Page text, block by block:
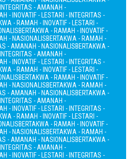
- AMANAH -
- INOVATIF - LESTARI - INTEGRITAS -
- RAMAH - INOVATIF - LESTARI -
BERTAKWA - RAMAH - INOVATIF -
- NASIONALISBERTAKWA - RAMAH -
- AMANAH - NASIONALISBERTAKWA -
- AMANAH -
- INOVATIF - LESTARI - INTEGRITAS -
- RAMAH - INOVATIF - LESTARI -
BERTAKWA - RAMAH - INOVATIF -
- NASIONALISBERTAKWA - RAMAH -
- AMANAH - NASIONALISBERTAKWA -
- AMANAH -
- INOVATIF - LESTARI - INTEGRITAS -
- RAMAH - INOVATIF - LESTARI -
BERTAKWA - RAMAH - INOVATIF -
- NASIONALISBERTAKWA - RAMAH -
- AMANAH - NASIONALISBERTAKWA -
- AMANAH -
- INOVATIF - LESTARI - INTEGRITAS -